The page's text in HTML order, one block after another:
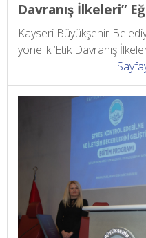
Davranış İlkeleri”
Kayseri Büyükşehir
yönelik ‘Etik Davranış